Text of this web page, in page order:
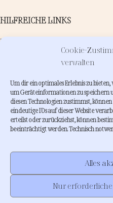
Cookie-
verwalten
Um dir ein optimales Erlebnis zu
um Geräteinformationen zu speichern
diesen Technologien zustimmst,
eindeutige IDs auf dieser Website
erteilst oder zurückziehst, können
beeinträchtigt werden. Technisch
Alles
Nur
HILFREICHE LINKS
Kontakt
INFORMATIONEN
Wie funktioniert
FAQs
Inspiration
Impressum•